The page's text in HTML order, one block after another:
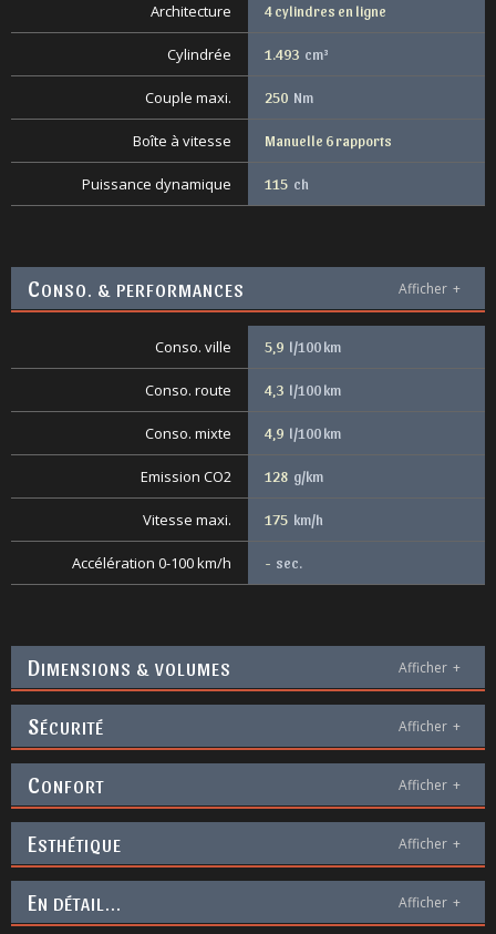
Architecture 4 cylindres en ligne
Cylindrée 1.493 cm³
Couple maxi. 250 Nm
Boîte à vitesse Manuelle 6 rapports
Puissance dynamique 115 ch
CONSO. & PERFORMANCES Afficher +
Conso. ville 5,9 l/100 km
Conso. route 4,3 l/100 km
Conso. mixte 4,9 l/100 km
Emission CO2 128 g/km
Vitesse maxi. 175 km/h
Accélération 0-100 km/h - sec.
DIMENSIONS & VOLUMES Afficher +
SÉCURITÉ Afficher +
CONFORT Afficher +
ESTHÉTIQUE Afficher +
EN DÉTAIL... Afficher +